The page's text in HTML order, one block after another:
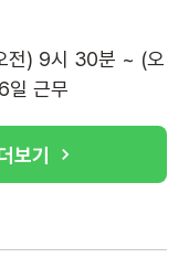
전) 9시 30분 ~ (오
일 근무
보기